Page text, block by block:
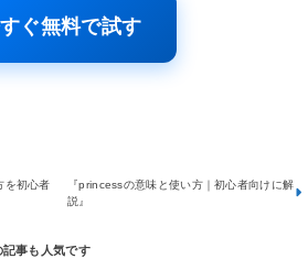
ぐ無料で試す
を初心者
『princessの意味と使い方｜初心者向けに解
説』